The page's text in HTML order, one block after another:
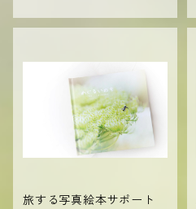
旅する写真絵本サポート